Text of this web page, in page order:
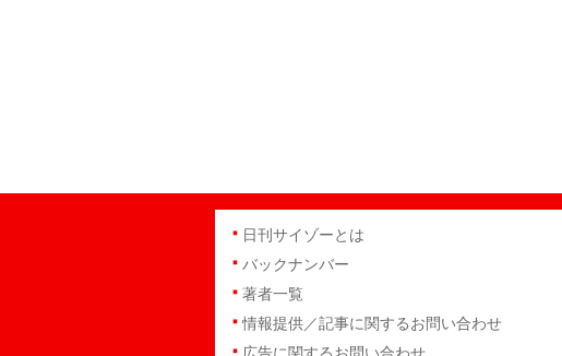
日刊サイゾーとは
バックナンバー
著者一覧
情報提供／記事に関するお問い合わせ